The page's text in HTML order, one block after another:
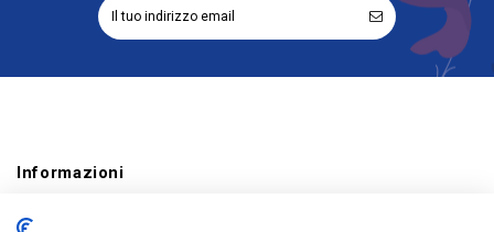
Informazioni
Account